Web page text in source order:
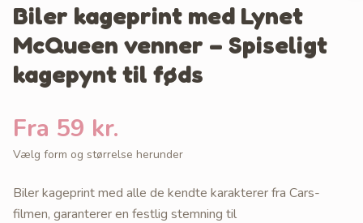
Biler kageprint med Lynet
McQueen venner – Spiseligt
kagepynt til føds
Fra 59 kr.
Vælg form og størrelse herunder
Biler kageprint med alle de kendte karakterer fra Cars-
filmen, garanterer en festlig stemning til